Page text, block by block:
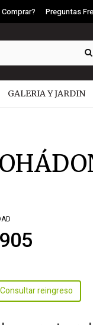
Preguntas
GALERIA Y JARDIN
reingreso